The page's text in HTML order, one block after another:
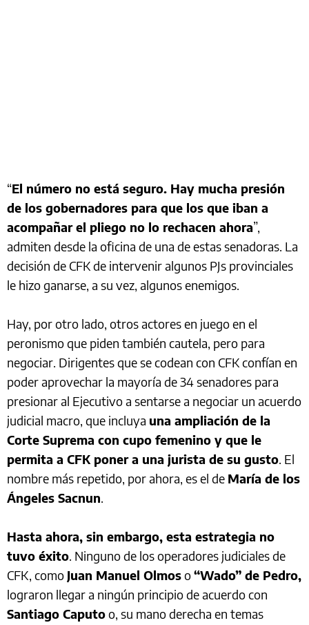
“El número no está seguro. Hay mucha presión
de los gobernadores para que los que iban a
acompañar el pliego no lo rechacen ahora”,
admiten desde la oficina de una de estas senadoras. La
decisión de CFK de intervenir algunos PJs provinciales
le hizo ganarse, a su vez, algunos enemigos.
Hay, por otro lado, otros actores en juego en el
peronismo que piden también cautela, pero para
negociar. Dirigentes que se codean con CFK confían en
poder aprovechar la mayoría de 34 senadores para
presionar al Ejecutivo a sentarse a negociar un acuerdo
judicial macro, que incluya una ampliación de la
Corte Suprema con cupo femenino y que le
permita a CFK poner a una jurista de su gusto. El
nombre más repetido, por ahora, es el de María de los
Ángeles Sacnun.
Hasta ahora, sin embargo, esta estrategia no
tuvo éxito. Ninguno de los operadores judiciales de
CFK, como Juan Manuel Olmoso“Wado” de Pedro,
lograron llegar a ningún principio de acuerdo con
Santiago Caputoo, su mano derecha en temas